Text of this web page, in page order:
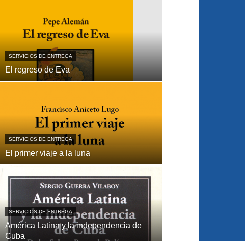
SERVICIOS DE ENTREGA
El regreso de Eva
SERVICIOS DE ENTREGA
El primer viaje a la luna
SERVICIOS DE ENTREGA
América Latina y la independencia de
Cuba